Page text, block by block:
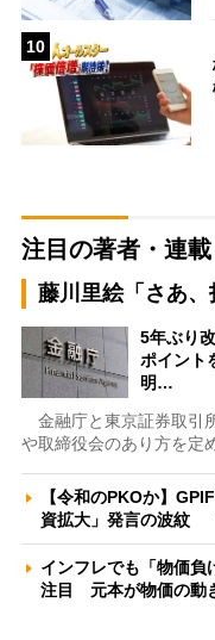
10
注目の著者・連載
藤川里絵「さあ、
5年ぶり
ポイント
明…
金融庁と東京証券取引
や取締役会のあり方を定
【令和のPKOか】
資拡大」発言の波紋
インフレでも「物価負
注目 元本が物価の動